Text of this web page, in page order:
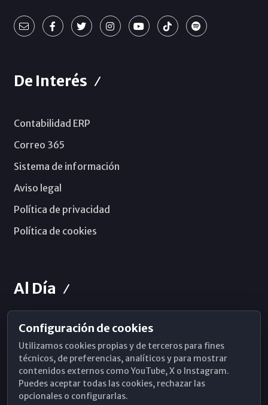
De Interés
Contabilidad ERP
Correo 365
Sistema de información
Aviso legal
Política de privacidad
Política de cookies
Al Día
Horarios de Misa
Hemeroteca
WhatsApp
Configuración de cookies
Utilizamos cookies propias y de terceros para fines
técnicos, de preferencias, analíticos y para mostrar
contenidos externos como YouTube, X o Instagram.
Puedes aceptar todas las cookies, rechazar las
opcionales o configurarlas.